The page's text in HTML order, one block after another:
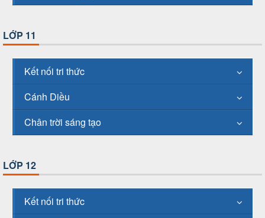
LỚP 11
Kết nối tri thức
Cánh Diều
Chân trời sáng tạo
LỚP 12
Kết nối tri thức